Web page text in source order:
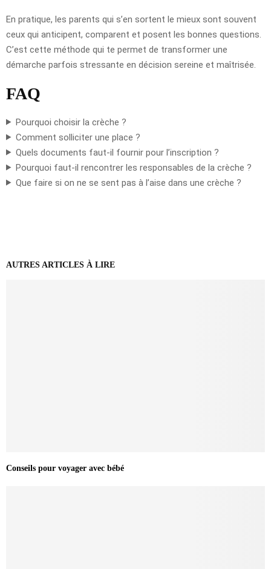
En pratique, les parents qui s’en sortent le mieux sont souvent
ceux qui anticipent, comparent et posent les bonnes questions.
C’est cette méthode qui te permet de transformer une
démarche parfois stressante en décision sereine et maîtrisée.
FAQ
Pourquoi choisir la crèche ?
Comment solliciter une place ?
Quels documents faut-il fournir pour l’inscription ?
Pourquoi faut-il rencontrer les responsables de la crèche ?
Que faire si on ne se sent pas à l’aise dans une crèche ?
AUTRES ARTICLES À LIRE
Conseils pour voyager avec bébé